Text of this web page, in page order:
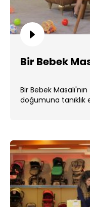
Bir Bebek
Bir Bebek
doğumuna tanıklık